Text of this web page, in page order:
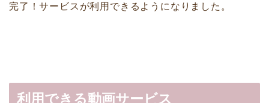
完了！サービスが利用できるようになりました。
利用できる動画サービス